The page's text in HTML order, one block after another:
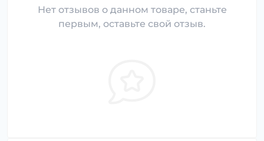
Нет отзывов о данном товаре, станьте
первым, оставьте свой отзыв.